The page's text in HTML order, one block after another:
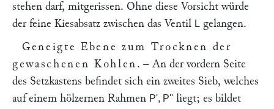
stehen darf, mitgerissen. Ohne diese Vorsicht würde
der feine Kiesabsatz zwischen das Ventil L gelangen.
Geneigte Ebene zum Trocknen der
gewaschenen Kohlen . – An der vordern Seite
des Setzkastens befindet sich ein zweites Sieb, welches
auf einem hölzernen Rahmen P', P'' liegt; es bildet